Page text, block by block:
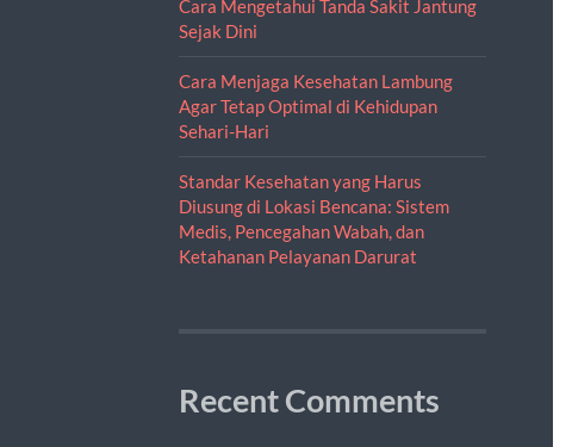
Cara Mengetahui Tanda Sakit Jantung
Sejak Dini
Cara Menjaga Kesehatan Lambung
Agar Tetap Optimal di Kehidupan
Sehari-Hari
Standar Kesehatan yang Harus
Diusung di Lokasi Bencana: Sistem
Medis, Pencegahan Wabah, dan
Ketahanan Pelayanan Darurat
Recent Comments